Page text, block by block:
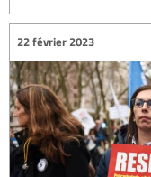
22 février 2023